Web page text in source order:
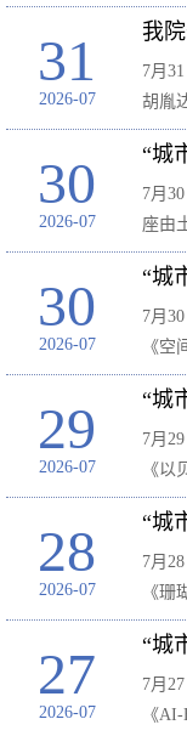
31
2026-07
我
7月
胡胤
30
2026-07
“城
7月
座由
30
2026-07
“城
7月
《
29
2026-07
“城
7月
《
28
2026-07
“城
7月
《
27
2026-07
“城
7月
《